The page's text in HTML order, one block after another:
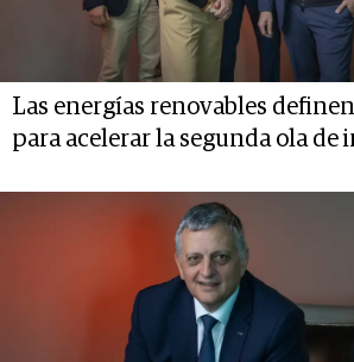
Las energías renovables
para acelerar la segunda ola de